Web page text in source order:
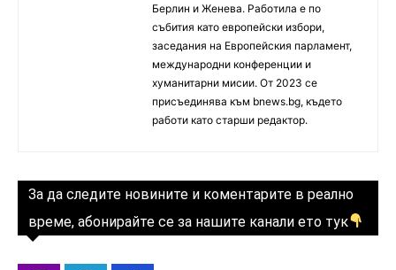
Берлин и Женева. Работила е по
събития като европейски избори,
заседания на Европейския парламент,
международни конференции и
хуманитарни мисии. От 2023 се
присъединява към bnews.bg, където
работи като старши редактор.
За да следите новините и коментарите в реално
време, абонирайте се за нашите канали ето тук